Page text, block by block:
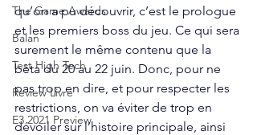
The Game Awards
Balan
Test High Tech
Review Livre
E3 2021 Preview
qu’on a pu découvrir, c’est le prologue
et les premiers boss du jeu. Ce qui sera
surement le même contenu que la
bêta du 20 au 22 juin. Donc, pour ne
pas trop en dire, et pour respecter les
restrictions, on va éviter de trop en
dévoiler sur l’histoire principale, ainsi